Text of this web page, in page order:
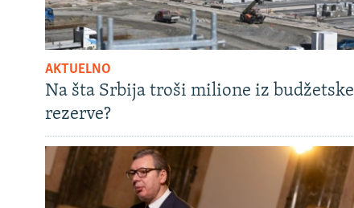
AKTUELNO
Na šta Srbija troši milione iz budžetske
rezerve?